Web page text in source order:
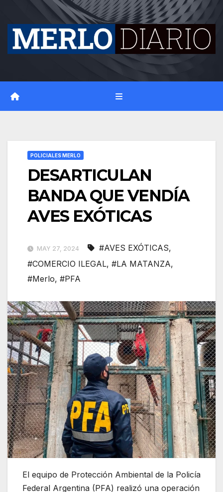
content
POLICIALES MERLO
DESARTICULAN
BANDA QUE VENDÍA
AVES EXÓTICAS
MAY 27, 2024 #AVES EXÓTICAS,
#COMERCIO ILEGAL, #LA MATANZA,
#Merlo, #PFA
El equipo de Protección Ambiental de la Policía
Federal Argentina (PFA) realizó una operación